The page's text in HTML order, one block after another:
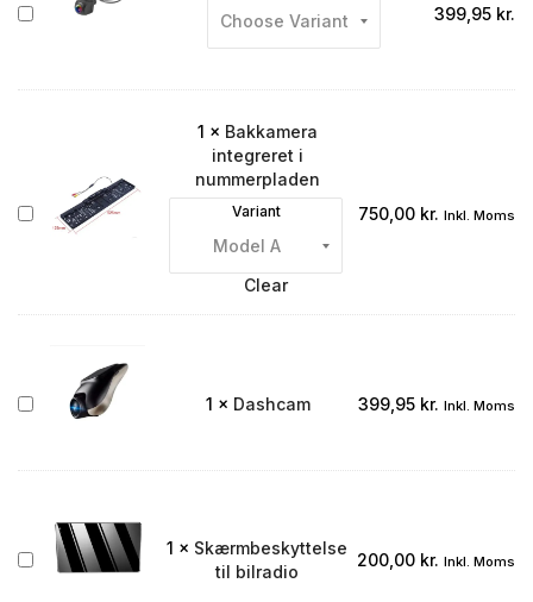
Bakkamera 399,95 kr.
Bakkamera
integreret
1 × Bakkamera
integreret i
nummerpladen
Variant
Clear
750,00 kr. Inkl. Moms
Dashcam 1 × Dashcam 399,95 kr. Inkl. Moms
Skærmbeskyttelse
1 × Skærmbeskyttelse
til bilradio
200,00 kr. Inkl. Moms